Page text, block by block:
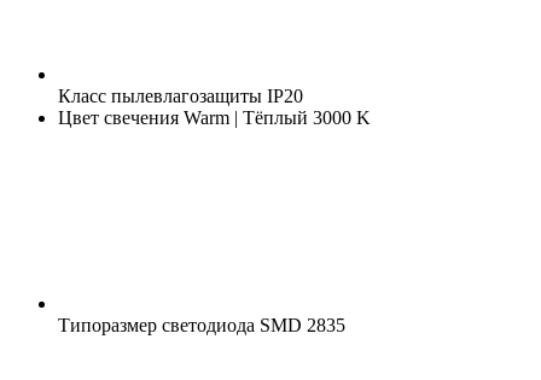
Класс пылевлагозащиты IP20
Цвет свечения Warm | Тёплый 3000 K
Типоразмер светодиода SMD 2835